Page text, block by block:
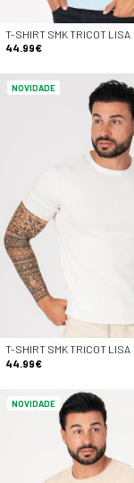
T-SHIRT SMK TRICOT LISA
44.99€
NOVIDADE
T-SHIRT SMK TRICOT LISA
44.99€
NOVIDADE